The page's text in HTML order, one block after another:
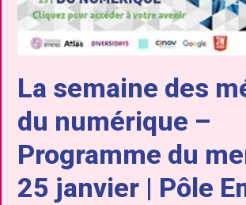
La semaine des
du numérique –
Programme du
25 janvier | Pôle